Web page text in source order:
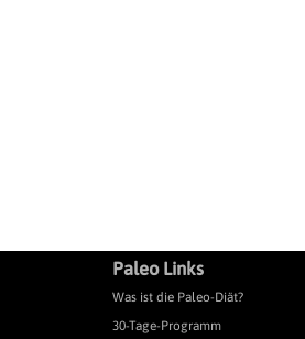
Paleo Links
Was ist die Paleo-Diät?
30-Tage-Programm